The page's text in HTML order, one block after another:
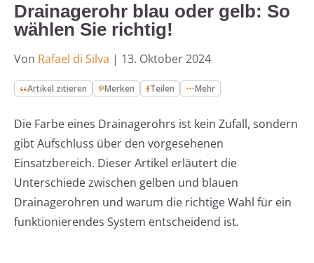
Drainagerohr blau oder gelb: So
wählen Sie richtig!
Von Rafael di Silva | 13. Oktober 2024
Artikel zitieren Merken Teilen Mehr
Die Farbe eines Drainagerohrs ist kein Zufall, sondern
gibt Aufschluss über den vorgesehenen
Einsatzbereich. Dieser Artikel erläutert die
Unterschiede zwischen gelben und blauen
Drainagerohren und warum die richtige Wahl für ein
funktionierendes System entscheidend ist.